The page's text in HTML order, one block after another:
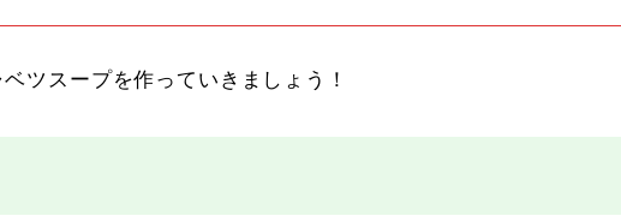
ツスープを作っていきましょう！